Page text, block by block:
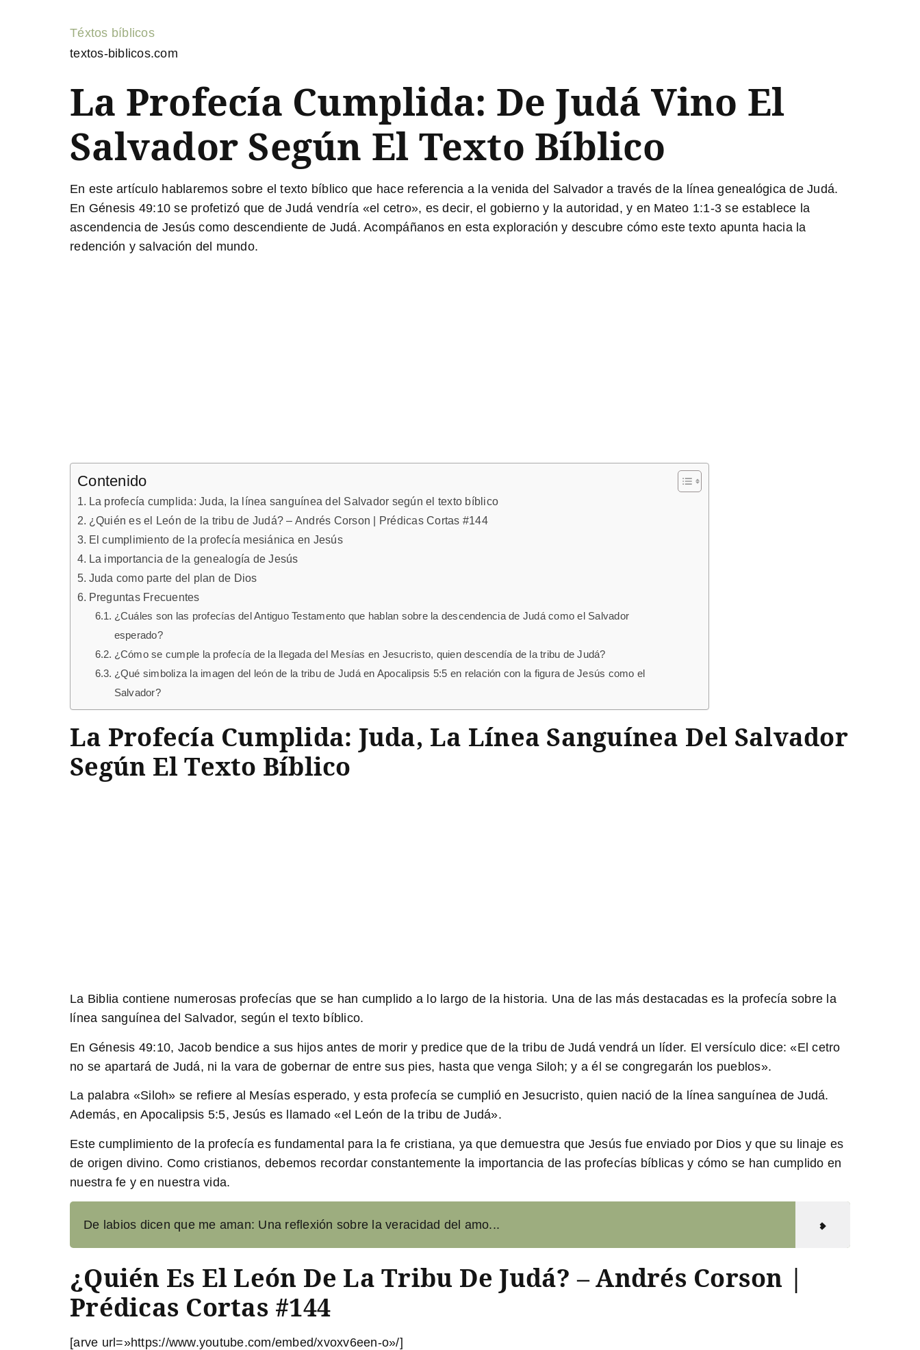
Téxtos bíblicos
textos-biblicos.com
La Profecía Cumplida: De Judá Vino El
Salvador Según El Texto Bíblico
En este artículo hablaremos sobre el texto bíblico que hace referencia a la venida del Salvador a través de la línea genealógica de Judá.
En Génesis 49:10 se profetizó que de Judá vendría «el cetro», es decir, el gobierno y la autoridad, y en Mateo 1:1-3 se establece la
ascendencia de Jesús como descendiente de Judá. Acompáñanos en esta exploración y descubre cómo este texto apunta hacia la
redención y salvación del mundo.
Contenido
La profecía cumplida: Juda, la línea sanguínea del Salvador según el texto bíblico
¿Quién es el León de la tribu de Judá? – Andrés Corson | Prédicas Cortas #144
El cumplimiento de la profecía mesiánica en Jesús
La importancia de la genealogía de Jesús
Juda como parte del plan de Dios
Preguntas Frecuentes
¿Cuáles son las profecías del Antiguo Testamento que hablan sobre la descendencia de Judá como el Salvador
esperado?
¿Cómo se cumple la profecía de la llegada del Mesías en Jesucristo, quien descendía de la tribu de Judá?
¿Qué simboliza la imagen del león de la tribu de Judá en Apocalipsis 5:5 en relación con la figura de Jesús como el
Salvador?
La Profecía Cumplida: Juda, La Línea Sanguínea Del Salvador
Según El Texto Bíblico
La Biblia contiene numerosas profecías que se han cumplido a lo largo de la historia. Una de las más destacadas es la profecía sobre la
línea sanguínea del Salvador, según el texto bíblico.
En Génesis 49:10, Jacob bendice a sus hijos antes de morir y predice que de la tribu de Judá vendrá un líder. El versículo dice: «El cetro
no se apartará de Judá, ni la vara de gobernar de entre sus pies, hasta que venga Siloh; y a él se congregarán los pueblos».
La palabra «Siloh» se refiere al Mesías esperado, y esta profecía se cumplió en Jesucristo, quien nació de la línea sanguínea de Judá.
Además, en Apocalipsis 5:5, Jesús es llamado «el León de la tribu de Judá».
Este cumplimiento de la profecía es fundamental para la fe cristiana, ya que demuestra que Jesús fue enviado por Dios y que su linaje es
de origen divino. Como cristianos, debemos recordar constantemente la importancia de las profecías bíblicas y cómo se han cumplido en
nuestra fe y en nuestra vida.
De labios dicen que me aman: Una reflexión sobre la veracidad del amo...
¿Quién Es El León De La Tribu De Judá? – Andrés Corson |
Prédicas Cortas #144
[arve url=»https://www.youtube.com/embed/xvoxv6een-o»/]